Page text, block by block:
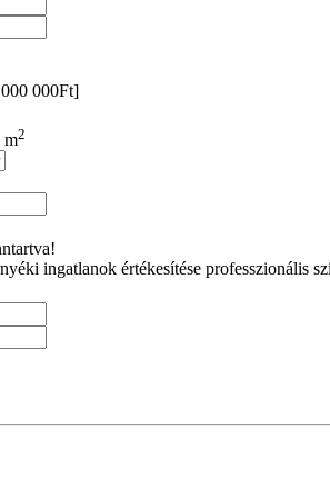
000Ft]
m2
ingatlanok értékesítése professzionális